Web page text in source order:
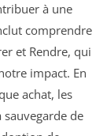
à une
comprendre
et Rendre, qui
impact. En
achat, les
de